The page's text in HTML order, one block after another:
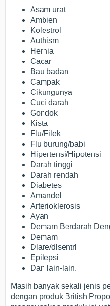
Asam urat
Ambien
Kolestrol
Authism
Hernia
Cacar
Bau badan
Campak
Cikungunya
Cuci darah
Gondok
Kista
Flu/Filek
Flu burung/babi
Hipertensi/Hipotensi
Darah tinggi
Darah rendah
Diabetes
Amandel
Arterioklerosis
Ayan
Demam Berdarah
Demam
Diare/disentri
Epilepsi
Dan lain-lain.
Masih banyak sekali jenis
dengan produk British